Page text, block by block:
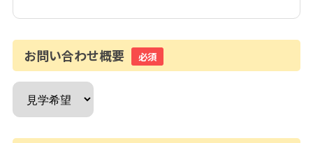
お問い合わせ概要 必須